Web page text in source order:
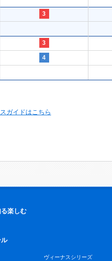
3
3
4
ガイドはこちら
楽しむ
ヴィーナスシリーズ